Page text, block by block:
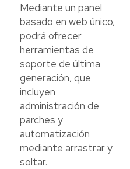
Mediante un panel
basado en web único,
podrá ofrecer
herramientas de
soporte de última
generación, que
incluyen
administración de
parches y
automatización
mediante arrastrar y
soltar.